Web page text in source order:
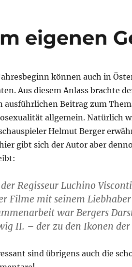
eigenen
können auch in
Aus diesem Anlass brachte
ausführlichen Beitrag zum
allgemein. Natürlich
Helmut Berger
gibt sich der Autor aber
Regisseur Luchino
Filme mit seinem
war Bergers
II. – der zu den Ikonen
sind übrigens auch die